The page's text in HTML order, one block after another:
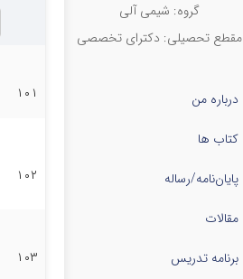
گروه: شیمی آلی
مقطع تحصیلی: دکترای تخصصی
درباره من
کتاب ها
پایان‌نامه‌/رساله
مقالات
برنامه تدریس
۱۰۱
۱۰۲
۱۰۳